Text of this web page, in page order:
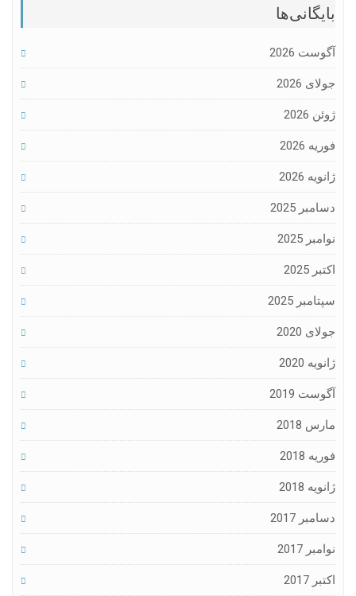
بایگانی‌ها
آگوست 2026
جولای 2026
ژوئن 2026
فوریه 2026
ژانویه 2026
دسامبر 2025
نوامبر 2025
اکتبر 2025
سپتامبر 2025
جولای 2020
ژانویه 2020
آگوست 2019
مارس 2018
فوریه 2018
ژانویه 2018
دسامبر 2017
نوامبر 2017
اکتبر 2017